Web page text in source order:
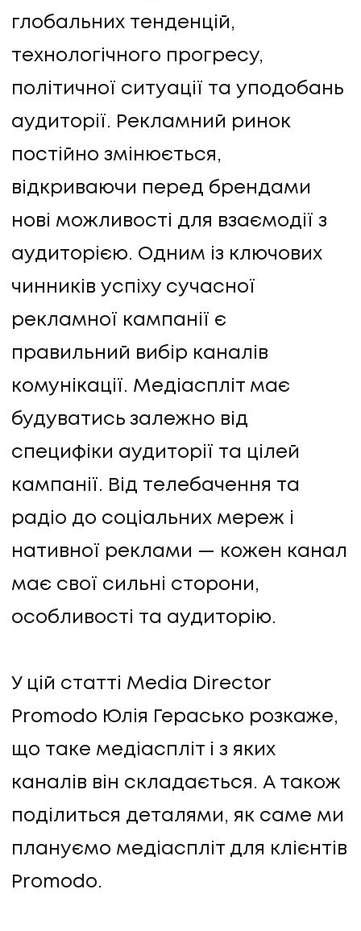
глобальних тенденцій,
технологічного прогресу,
політичної ситуації та уподобань
аудиторії. Рекламний ринок
постійно змінюється,
відкриваючи перед брендами
нові можливості для взаємодії з
аудиторією. Одним із ключових
чинників успіху сучасної
рекламної кампанії є
правильний вибір каналів
комунікації. Медіаспліт має
будуватись залежно від
специфіки аудиторії та цілей
кампанії. Від телебачення та
радіо до соціальних мереж і
нативної реклами — кожен канал
має свої сильні сторони,
особливості та аудиторію.
У цій статті Media Director
Promodo Юлія Герасько розкаже,
що таке медіаспліт і з яких
каналів він складається. А також
поділиться деталями, як саме ми
плануємо медіаспліт для клієнтів
Promodo.